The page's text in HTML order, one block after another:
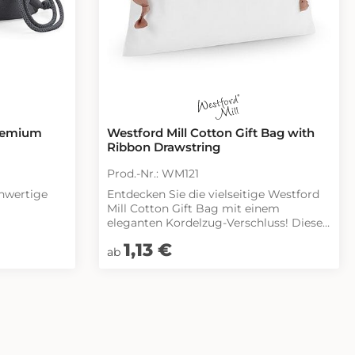
Westford Mill Cotton Gift Bag with
Ribbon Drawstring
Prod.-Nr.: WM121
Entdecken Sie die vielseitige Westford
Mill Cotton Gift Bag mit einem
eleganten Kordelzug-Verschluss! Diese
nur praktisch, sondern auch ein
Regulärer Preis:
ab 1,13 €